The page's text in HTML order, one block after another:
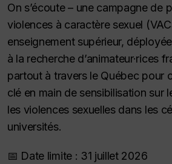
On s’écoute – une campagne de
violences à caractère sexuel
enseignement supérieur,
à la recherche d’animateur·rices
partout à travers le Québec pour
clé en main de sensibilisation sur
les violences sexuelles dans les
universités.
📅 Date limite : 31 juillet 2026